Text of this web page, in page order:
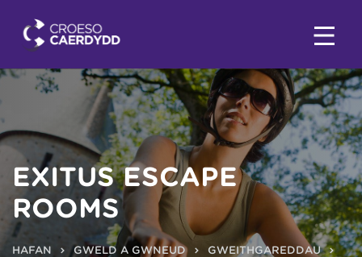
EXITUS ESCAPE
ROOMS
HAFAN GWELD A GWNEUD GWEITHGAREDDAU